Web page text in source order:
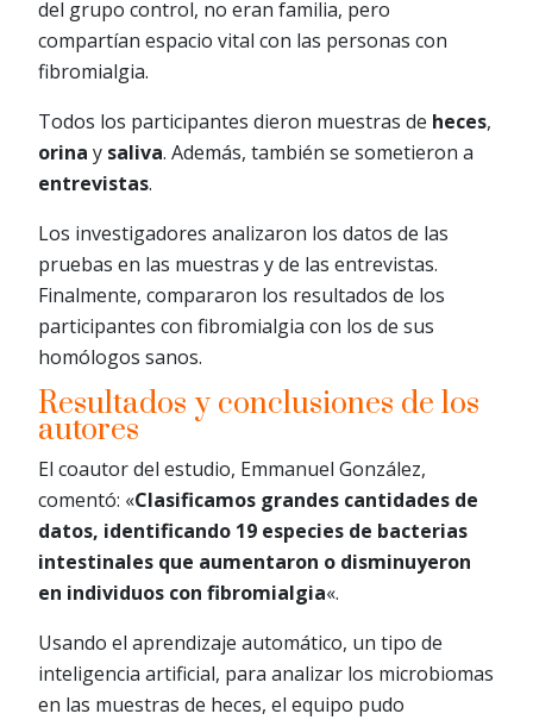
del grupo control, no eran familia, pero
compartían espacio vital con las personas con
fibromialgia.
Todos los participantes dieron muestras de heces,
orina y saliva. Además, también se sometieron a
entrevistas.
Los investigadores analizaron los datos de las
pruebas en las muestras y de las entrevistas.
Finalmente, compararon los resultados de los
participantes con fibromialgia con los de sus
homólogos sanos.
Resultados y conclusiones de los
autores
El coautor del estudio, Emmanuel González,
comentó: «Clasificamos grandes cantidades de
datos, identificando 19 especies de bacterias
intestinales que aumentaron o disminuyeron
en individuos con fibromialgia«.
Usando el aprendizaje automático, un tipo de
inteligencia artificial, para analizar los microbiomas
en las muestras de heces, el equipo pudo